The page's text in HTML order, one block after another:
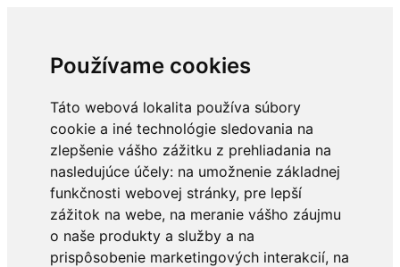
Používame cookies
Táto webová lokalita používa súbory
cookie a iné technológie sledovania na
zlepšenie vášho zážitku z prehliadania na
nasledujúce účely: na umožnenie základnej
funkčnosti webovej stránky, pre lepší
zážitok na webe, na meranie vášho záujmu
o naše produkty a služby a na
prispôsobenie marketingových interakcií, na